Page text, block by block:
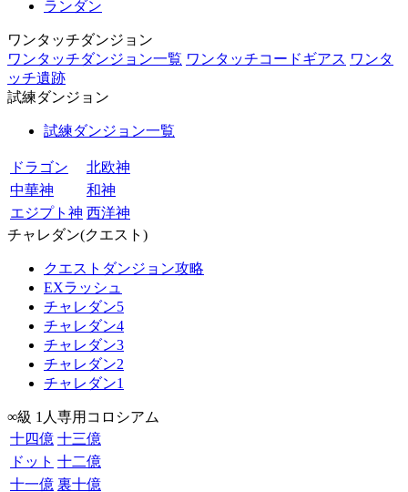
ランダン
ワンタッチダンジョン
ワンタッチダンジョン一覧 ワンタッチコードギアス ワンタ
ッチ遺跡
試練ダンジョン
試練ダンジョン一覧
ドラゴン
北欧神
中華神
和神
エジプト神 西洋神
チャレダン(クエスト)
クエストダンジョン攻略
EXラッシュ
チャレダン5
チャレダン4
チャレダン3
チャレダン2
チャレダン1
∞級 1人専用コロシアム
十四億 十三億
ドット 十二億
十一億 裏十億